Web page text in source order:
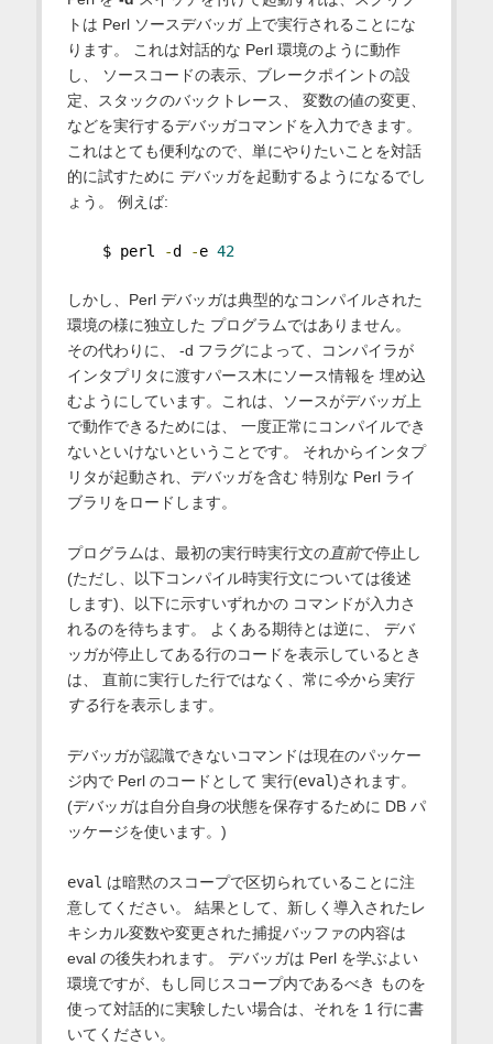
トは Perl ソースデバッガ 上で実行されることにな
ります。 これは対話的な Perl 環境のように動作
し、 ソースコードの表示、ブレークポイントの設
定、スタックのバックトレース、 変数の値の変更、
などを実行するデバッガコマンドを入力できます。
これはとても便利なので、単にやりたいことを対話
的に試すために デバッガを起動するようになるでし
ょう。 例えば:
$ perl -d -e 42
しかし、Perl デバッガは典型的なコンパイルされた
環境の様に独立した プログラムではありません。
その代わりに、 -d フラグによって、コンパイラが
インタプリタに渡すパース木にソース情報を 埋め込
むようにしています。これは、ソースがデバッガ上
で動作できるためには、 一度正常にコンパイルでき
ないといけないということです。 それからインタプ
リタが起動され、デバッガを含む 特別な Perl ライ
ブラリをロードします。
プログラムは、最初の実行時実行文の直前で停止し
(ただし、以下コンパイル時実行文については後述
します)、以下に示すいずれかの コマンドが入力さ
れるのを待ちます。 よくある期待とは逆に、 デバ
ッガが停止してある行のコードを表示しているとき
は、 直前に実行した行ではなく、常に今から実行
する行を表示します。
デバッガが認識できないコマンドは現在のパッケー
ジ内で Perl のコードとして 実行(eval)されます。
(デバッガは自分自身の状態を保存するために DB パ
ッケージを使います。)
eval は暗黙のスコープで区切られていることに注
意してください。 結果として、新しく導入されたレ
キシカル変数や変更された捕捉バッファの内容は
eval の後失われます。 デバッガは Perl を学ぶよい
環境ですが、もし同じスコープ内であるべき ものを
使って対話的に実験したい場合は、それを 1 行に書
いてください。